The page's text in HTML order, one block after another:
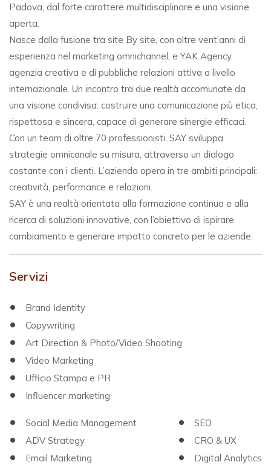
Padova, dal forte carattere multidisciplinare e una visione
aperta.
Nasce dalla fusione tra site By site, con oltre vent’anni di
esperienza nel marketing omnichannel, e YAK Agency,
agenzia creativa e di pubbliche relazioni attiva a livello
internazionale. Un incontro tra due realtà accomunate da
una visione condivisa: costruire una comunicazione più etica,
rispettosa e sincera, capace di generare sinergie efficaci.
Con un team di oltre 70 professionisti, SAY sviluppa
strategie omnicanale su misura, attraverso un dialogo
costante con i clienti. L’azienda opera in tre ambiti principali:
creatività, performance e relazioni.
SAY è una realtà orientata alla formazione continua e alla
ricerca di soluzioni innovative, con l’obiettivo di ispirare
cambiamento e generare impatto concreto per le aziende.
Servizi
Brand Identity
Copywriting
Art Direction & Photo/Video Shooting
Video Marketing
Ufficio Stampa e PR
Influencer marketing
Social Media Management
ADV Strategy
Email Marketing
SEO
CRO & UX
Digital Analytics